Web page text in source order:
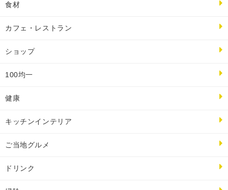
食材
カフェ・レストラン
ショップ
100均一
健康
キッチンインテリア
ご当地グルメ
ドリンク